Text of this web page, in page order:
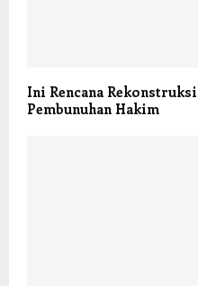
Ini Rencana
Pembunuhan Hakim